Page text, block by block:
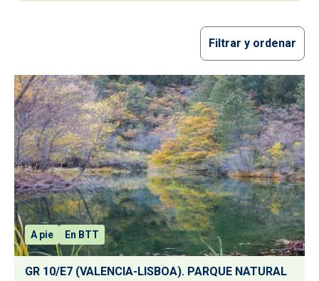
Filtrar y ordenar
A pie En BTT
GR 10/E7 (VALENCIA-LISBOA). PARQUE NATURAL